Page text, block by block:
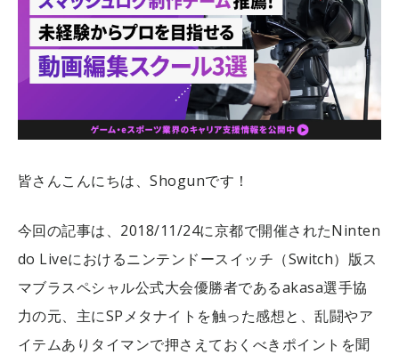
皆さんこんにちは、Shogunです！
今回の記事は、2018/11/24に京都で開催されたNinten
do Liveにおけるニンテンドースイッチ（Switch）版ス
マブラスペシャル公式大会優勝者であるakasa選手協
力の元、主にSPメタナイトを触った感想と、乱闘やア
イテムありタイマンで押さえておくべきポイントを聞